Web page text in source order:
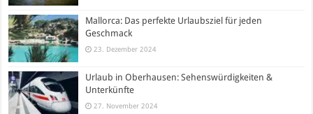
Mallorca: Das perfekte Urlaubsziel für jeden
Geschmack
23. Dezember 2024
Urlaub in Oberhausen: Sehenswürdigkeiten &
Unterkünfte
27. November 2024